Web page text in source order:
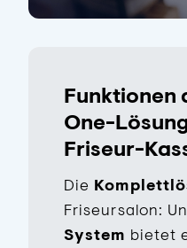
Funktionen
One-
Friseur-
Die
Friseursalon:
System bietet